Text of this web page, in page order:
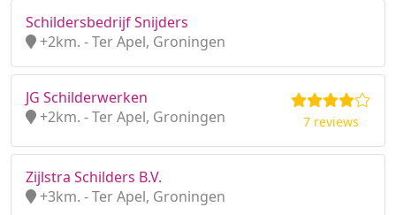
Schildersbedrijf Snijders
+2km. - Ter Apel, Groningen
JG Schilderwerken
+2km. - Ter Apel, Groningen
7 reviews
Zijlstra Schilders B.V.
+3km. - Ter Apel, Groningen